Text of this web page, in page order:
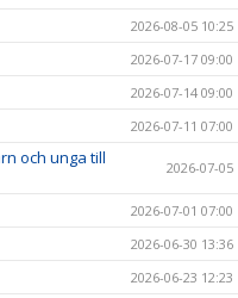
2026-08-05 10:25
2026-07-17 09:00
2026-07-14 09:00
2026-07-11 07:00
och unga till
2026-07-05
2026-07-01 07:00
2026-06-30 13:36
2026-06-23 12:23